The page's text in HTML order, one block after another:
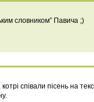
словником” Павича ;)
співали пісень на